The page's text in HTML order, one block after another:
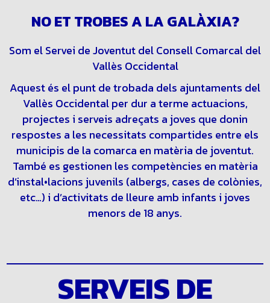
Som el Servei de Joventut del Consell Comarcal del
Vallès Occidental
Aquest és el punt de trobada dels ajuntaments del
Vallès Occidental per dur a terme actuacions,
projectes i serveis adreçats a joves que donin
respostes a les necessitats compartides entre els
municipis de la comarca en matèria de joventut.
També es gestionen les competències en matèria
d’instal•lacions juvenils (albergs, cases de colònies,
etc…) i d’activitats de lleure amb infants i joves